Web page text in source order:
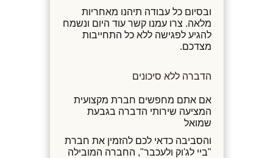
ובסיום כל עבודה תיהנו מאחריות
מלאה. צרו עמנו קשר עוד היום ונשמח
להגיע לפגישה ללא כל התחייבות
מצדכם.
הדברה ללא סיכונים
אם אתם מחפשים חברת מקצועית
המציעה שירותי הדברה בגבעת
שמואל
והסביבה כדאי לכם להזמין את חברת
"ביי לג'וק ולעכבר", החברה המובילה